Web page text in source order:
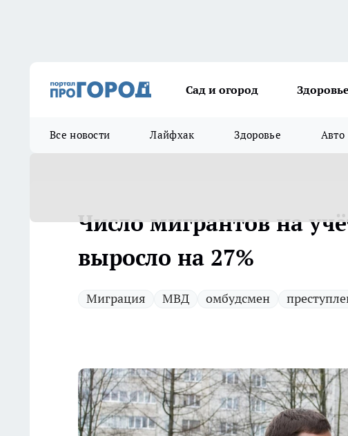
Сад и огород Здоровье
Все новости Лайфхак Здоровье Авто
Число мигрантов на
выросло на 27%
Миграция МВД омбудсмен